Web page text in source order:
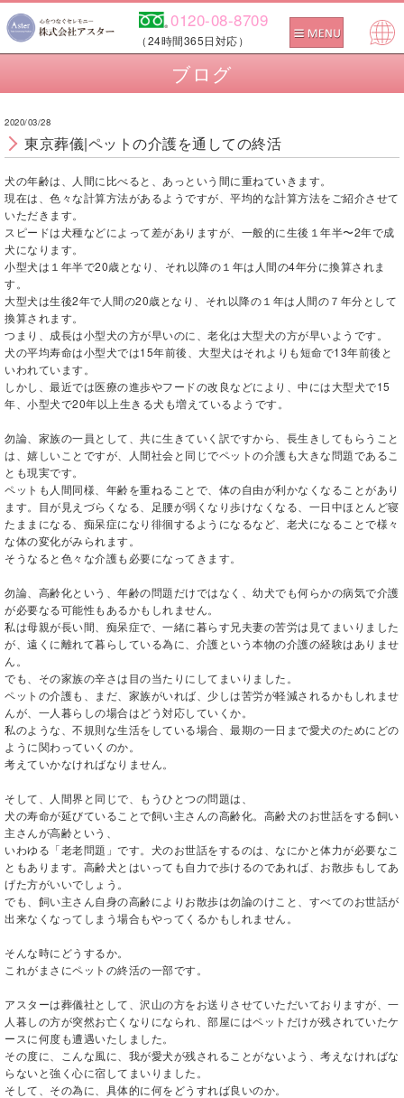
0120-08-8709
（24時間365日対応）
Pow
ブログ
2020/03/28
東京葬儀|ペットの介護を通しての終活
犬の年齢は、人間に比べると、あっという間に重ねていきます。
現在は、色々な計算方法があるようですが、平均的な計算方法をご紹介させて
いただきます。
スピードは犬種などによって差がありますが、一般的に生後１年半〜2年で成
犬になります。
小型犬は１年半で20歳となり、それ以降の１年は人間の4年分に換算されま
す。
大型犬は生後2年で人間の20歳となり、それ以降の１年は人間の７年分として
換算されます。
つまり、成長は小型犬の方が早いのに、老化は大型犬の方が早いようです。
犬の平均寿命は小型犬では15年前後、大型犬はそれよりも短命で13年前後と
いわれています。
しかし、最近では医療の進歩やフードの改良などにより、中には大型犬で15
年、小型犬で20年以上生きる犬も増えているようです。
勿論、家族の一員として、共に生きていく訳ですから、長生きしてもらうこと
は、嬉しいことですが、人間社会と同じでペットの介護も大きな問題であるこ
とも現実です。
ペットも人間同様、年齢を重ねることで、体の自由が利かなくなることがあり
ます。目が見えづらくなる、足腰が弱くなり歩けなくなる、一日中ほとんど寝
たままになる、痴呆症になり徘徊するようになるなど、老犬になることで様々
な体の変化がみられます。
そうなると色々な介護も必要になってきます。
勿論、高齢化という、年齢の問題だけではなく、幼犬でも何らかの病気で介護
が必要なる可能性もあるかもしれません。
私は母親が長い間、痴呆症で、一緒に暮らす兄夫妻の苦労は見てまいりました
が、遠くに離れて暮らしている為に、介護という本物の介護の経験はありませ
ん。
でも、その家族の辛さは目の当たりにしてまいりました。
ペットの介護も、まだ、家族がいれば、少しは苦労が軽減されるかもしれませ
んが、一人暮らしの場合はどう対応していくか。
私のような、不規則な生活をしている場合、最期の一日まで愛犬のためにどの
ように関わっていくのか。
考えていかなければなりません。
そして、人間界と同じで、もうひとつの問題は、
犬の寿命が延びていることで飼い主さんの高齢化。高齢犬のお世話をする飼い
主さんが高齢という、
いわゆる「老老問題」です。犬のお世話をするのは、なにかと体力が必要なこ
ともあります。高齢犬とはいっても自力で歩けるのであれば、お散歩もしてあ
げた方がいいでしょう。
でも、飼い主さん自身の高齢によりお散歩は勿論のけこと、すべてのお世話が
出来なくなってしまう場合もやってくるかもしれません。
そんな時にどうするか。
これがまさにペットの終活の一部です。
アスターは葬儀社として、沢山の方をお送りさせていただいておりますが、一
人暮しの方が突然お亡くなりになられ、部屋にはペットだけが残されていたケ
ースに何度も遭遇いたしました。
その度に、こんな風に、我が愛犬が残されることがないよう、考えなければな
らないと強く心に宿してまいりました。
そして、その為に、具体的に何をどうすれば良いのか。